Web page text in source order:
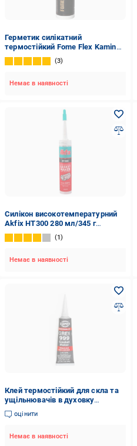
Герметик силікатний
термостійкий Fome Flex Kamin
+1500°C 0,672 кг Чорний (01-4-2-
007)
3
Немає в наявності
Силікон високотемпературний
Akfix HT300 280 мл/345 г
Червоний SA077 (062888)
1
Немає в наявності
Клей термостійкий для скла та
ущільнювачів в духовку
високотемпературний 85 г Сірий
оцінити
Немає в наявності